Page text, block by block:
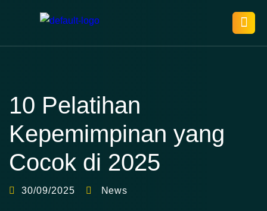
10 Pelatihan
Kepemimpinan yang
Cocok di 2025
30/09/2025 News